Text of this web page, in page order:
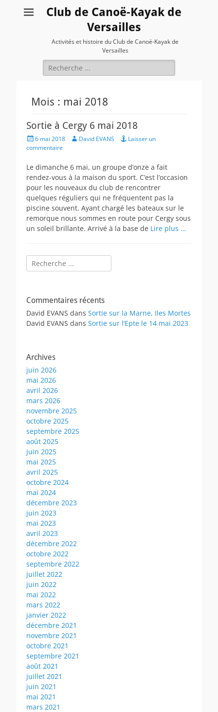
Club de Canoë-Kayak de
Versailles
Activités et histoire du Club de Canoë-Kayak de
Versailles
Rechercher :
Mois : mai 2018
Sortie à Cergy 6 mai 2018
Posted
on
6 mai 2018 AuthorDavid EVANS
Laisser un
commentaire
Le dimanche 6 mai, un groupe d’onze a fait
rendez-vous à la maison du sport. C’est l’occasion
pour les nouveaux du club de rencontrer
quelques réguliers qui ne fréquentent pas la
piscine souvent. Ayant chargé les bateaux sur le
remorque nous sommes en route pour Cergy sous
un soleil brillante. Arrivé à la base de Lire plus …
Rechercher :
Commentaires récents
David EVANS dans Sortie sur la Marne, Iles Mortes
David EVANS dans Sortie sur l’Epte le 14 mai 2023
Archives
juin 2026
mai 2026
avril 2026
mars 2026
novembre 2025
octobre 2025
septembre 2025
août 2025
juin 2025
mai 2025
avril 2025
octobre 2024
mai 2024
décembre 2023
juin 2023
mai 2023
avril 2023
décembre 2022
octobre 2022
septembre 2022
juillet 2022
juin 2022
mai 2022
mars 2022
janvier 2022
décembre 2021
novembre 2021
octobre 2021
septembre 2021
août 2021
juillet 2021
juin 2021
mai 2021
mars 2021